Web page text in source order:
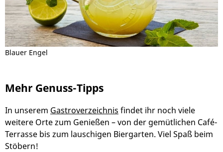
Blauer Engel
Mehr Genuss-Tipps
In unserem Gastroverzeichnis findet ihr noch viele
weitere Orte zum Genießen – von der gemütlichen Café-
Terrasse bis zum lauschigen Biergarten. Viel Spaß beim
Stöbern!